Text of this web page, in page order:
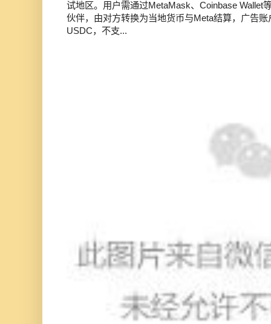
试地区。用户需通过MetaMask、Coinbase Wallet
伙伴，由对方转换为当地货币与Meta结算，广告
USDC，不支...